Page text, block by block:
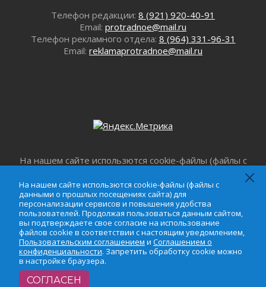
Юхла, мука, кантеле и Водяной
01 августа 2026
Лето катится с горки
01 августа 2026
Болезнь девственниц и вампиров
Безмолвный крик о помощи
В музей всей семьёй
01 августа 2026
Без заявлений и очередей
01 августа 2026
Не женское это дело...уверены?
01 августа 2026
Все силы в кулак
Телефон редакции: 8 (921) 920-40-91
Email: protradnoe@mail.ru
Телефон рекламного отдела: 8 (964) 331-96-31
Email: reklamaprotradnoe@mail.ru
На нашем сайте использются cookie-файлы (файлы с
персонализации сервисов и повышения удобства
пользователей. Продолжая пользоваться данным
сайтом, вы подтверждаете свое согласие на
использование файлов cookie в соответствии с
настоящим уведомлением,Пользовательским
соглашениемиСоглашением о
конфиденциальности. Запретить обработку cookie
можно в настройке браузера.
На нашем сайте использются cookie-файлы (файлы с
данными о прошлых посещениях сайта) для
персонализации сервисов и повышения удобства
пользователей. Продолжая пользоваться данным сайтом,
вы подтверждаете свое согласие на использование
файлов cookie в соответствии с настоящим уведомлением,
Пользовательским соглашением и Соглашением о
конфиденциальности. Запретить обработку cookie можно
в настройке браузера.
СОГЛАСЕН